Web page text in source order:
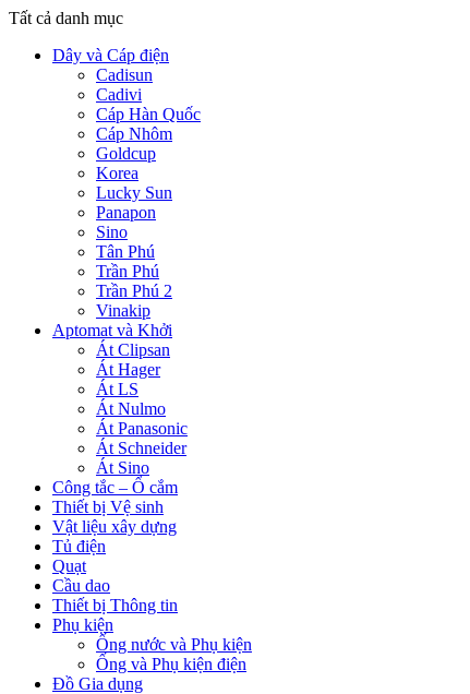
Tất cả danh mục
Dây và Cáp điện
Cadisun
Cadivi
Cáp Hàn Quốc
Cáp Nhôm
Goldcup
Korea
Lucky Sun
Panapon
Sino
Tân Phú
Trần Phú
Trần Phú 2
Vinakip
Aptomat và Khởi
Át Clipsan
Át Hager
Át LS
Át Nulmo
Át Panasonic
Át Schneider
Át Sino
Công tắc – Ổ cắm
Thiết bị Vệ sinh
Vật liệu xây dựng
Tủ điện
Quạt
Cầu dao
Thiết bị Thông tin
Phụ kiện
Ống nước và Phụ kiện
Ống và Phụ kiện điện
Đồ Gia dụng